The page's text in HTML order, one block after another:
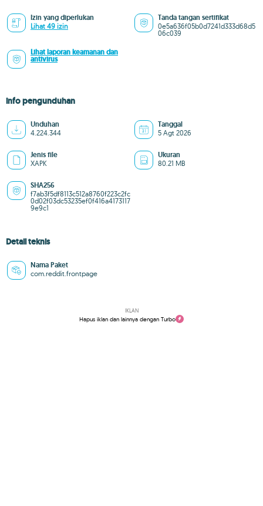
Izin yang diperlukan
Lihat 49 izin
Tanda tangan sertifikat
0e5a636f05b0d7241d333d68d5
06c039
Lihat laporan keamanan dan
antivirus
info pengunduhan
Unduhan
4.224.344
Tanggal
5 Agt 2026
Jenis file
XAPK
Ukuran
80.21 MB
SHA256
f7ab3f5df8113c512a8760f223c2fc
0d02f03dc53235ef0f416a4173117
9e9c1
Detail teknis
Nama Paket
com.reddit.frontpage
IKLAN
Hapus iklan dan lainnya dengan Turbo